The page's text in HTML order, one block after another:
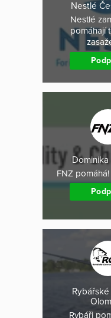
Nestlé
Nestlé
pomáhají
FNZ
Rybáři